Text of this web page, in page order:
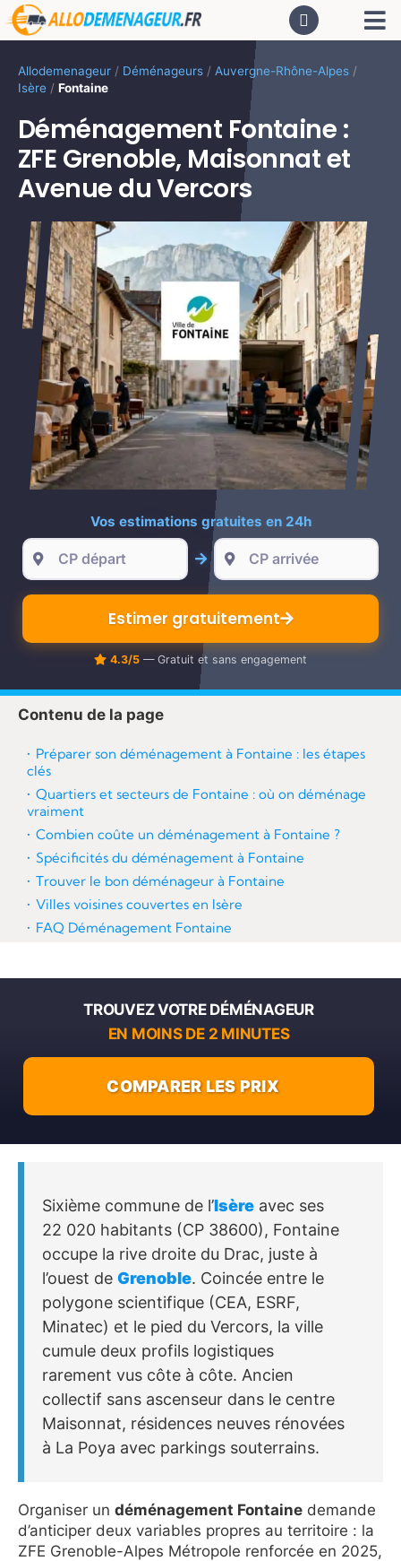
Passer
au
Allodemenageur / Déménageurs / Auvergne-Rhône-Alpes /
Isère / Fontaine
Déménagement Fontaine :
ZFE Grenoble, Maisonnat et
Avenue du Vercors
Vos estimations gratuites en 24h
Estimer gratuitement
4.3/5 — Gratuit et sans engagement
Sixième commune de l’Isère avec ses
22 020 habitants (CP 38600), Fontaine
occupe la rive droite du Drac, juste à
l’ouest de Grenoble. Coincée entre le
polygone scientifique (CEA, ESRF,
Minatec) et le pied du Vercors, la ville
cumule deux profils logistiques
rarement vus côte à côte. Ancien
collectif sans ascenseur dans le centre
Maisonnat, résidences neuves rénovées
à La Poya avec parkings souterrains.
Organiser un déménagement Fontaine demande
d’anticiper deux variables propres au territoire : la
ZFE Grenoble-Alpes Métropole renforcée en 2025,
Contenu de la page
Préparer son déménagement à Fontaine : les étapes
clés
Quartiers et secteurs de Fontaine : où on déménage
vraiment
Combien coûte un déménagement à Fontaine ?
Spécificités du déménagement à Fontaine
Trouver le bon déménageur à Fontaine
Villes voisines couvertes en Isère
FAQ Déménagement Fontaine
TROUVEZ VOTRE DÉMÉNAGEUR
EN MOINS DE 2 MINUTES
COMPARER LES PRIX